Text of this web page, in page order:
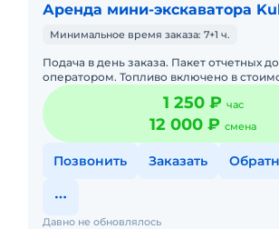
Аренда мини-экскаватора
Минимальное время заказа: 7+1 ч.
Подача в день заказа. Пакет отчетных
оператором. Топливо включено в
Долгосрочная аренда.
1 250 ₽ час
12 000 ₽ смена
Позвонить Заказать
Давно не обновлялось